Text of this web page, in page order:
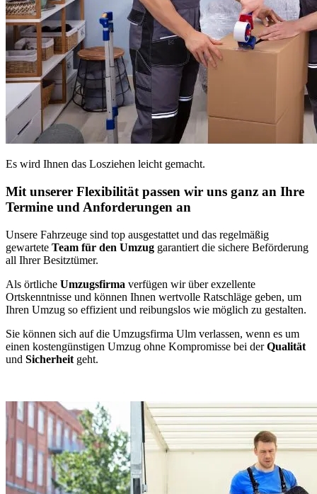
Es wird Ihnen das Losziehen leicht gemacht.
Mit unserer Flexibilität passen wir uns ganz an Ihre
Termine und Anforderungen an
Unsere Fahrzeuge sind top ausgestattet und das regelmäßig
gewartete Team für den Umzug garantiert die sichere Beförderung
all Ihrer Besitztümer.
Als örtliche Umzugsfirma verfügen wir über exzellente
Ortskenntnisse und können Ihnen wertvolle Ratschläge geben, um
Ihren Umzug so effizient und reibungslos wie möglich zu gestalten.
Sie können sich auf die Umzugsfirma Ulm verlassen, wenn es um
einen kostengünstigen Umzug ohne Kompromisse bei derQualität
und Sicherheit geht.